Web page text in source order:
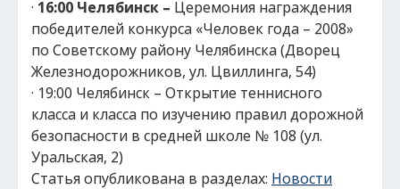
· 16:00 Челябинск – Церемония награждения
победителей конкурса «Человек года – 2008»
по Советскому району Челябинска (Дворец
Железнодорожников, ул. Цвиллинга, 54)
· 19:00 Челябинск – Открытие теннисного
класса и класса по изучению правил дорожной
безопасности в средней школе № 108 (ул.
Уральская, 2)
Статья опубликована в разделах: Новости